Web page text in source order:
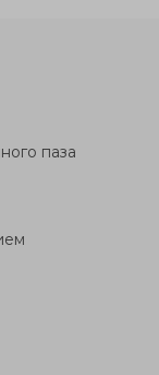
паза